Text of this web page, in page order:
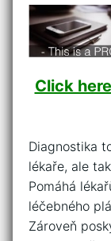
Click
Diagnostika⁣
lékaře, ale
Pomáhá
léčebného
Zároveň